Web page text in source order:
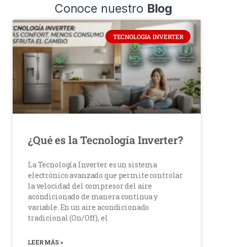
Conoce nuestro Blog
TECNOLOGIA INVERTER
¿Qué es la Tecnología Inverter?
La Tecnología Inverter es un sistema
electrónico avanzado que permite controlar
la velocidad del compresor del aire
acondicionado de manera continua y
variable. En un aire acondicionado
tradicional (On/Off), el
LEER MÁS »